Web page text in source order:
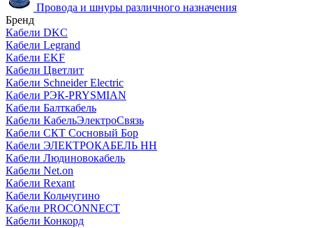
Провода и шнуры различного назначения
Бренд
Кабели DKC
Кабели Legrand
Кабели EKF
Кабели Цветлит
Кабели Schneider Electric
Кабели РЭК-PRYSMIAN
Кабели Балткабель
Кабели КабельЭлектроСвязь
Кабели СКТ Сосновый Бор
Кабели ЭЛЕКТРОКАБЕЛЬ НН
Кабели Людиновокабель
Кабели Net.on
Кабели Rexant
Кабели Кольчугино
Кабели PROCONNECT
Кабели Конкорд